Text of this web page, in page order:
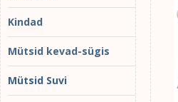
Kindad
Mütsid kevad-sügis
Mütsid Suvi